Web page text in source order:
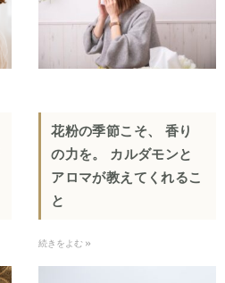
花粉の季節こそ、 香り
の力を。 カルダモンと
アロマが教えてくれるこ
と
続きをよむ »